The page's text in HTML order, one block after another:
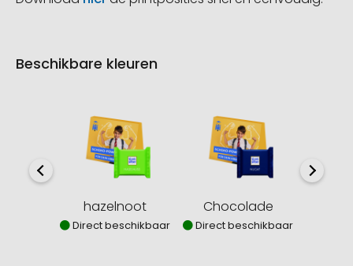
Beschikbare kleuren
hazelnoot
Direct beschikbaar
Chocolade
Direct beschikbaar